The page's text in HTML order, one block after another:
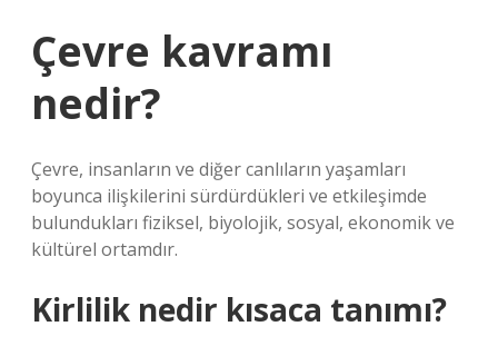
Çevre kavramı
nedir?
Çevre, insanların ve diğer canlıların yaşamları
boyunca ilişkilerini sürdürdükleri ve etkileşimde
bulundukları fiziksel, biyolojik, sosyal, ekonomik ve
kültürel ortamdır.
Kirlilik nedir kısaca tanımı?